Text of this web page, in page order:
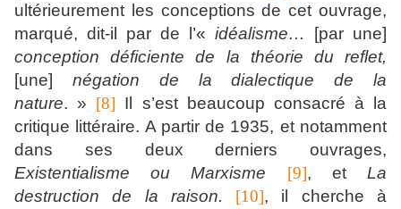
ultérieurement les conceptions de cet ouvrage,
marqué, dit-il par de l’« idéalisme…
[par une]
conception déficiente de la théorie du reflet,
[une] négation de la dialectique de la
nature. » [8] Il s’est beaucoup consacré à la
critique littéraire. A partir de 1935, et notamment
dans ses deux derniers ouvrages,
Existentialisme ou Marxisme
[9], etLa
destruction de la raison.
[10], il cherche à